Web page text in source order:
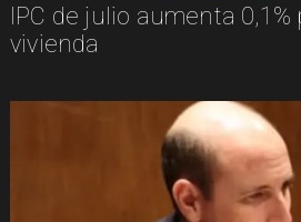
IPC de julio aumenta
vivienda